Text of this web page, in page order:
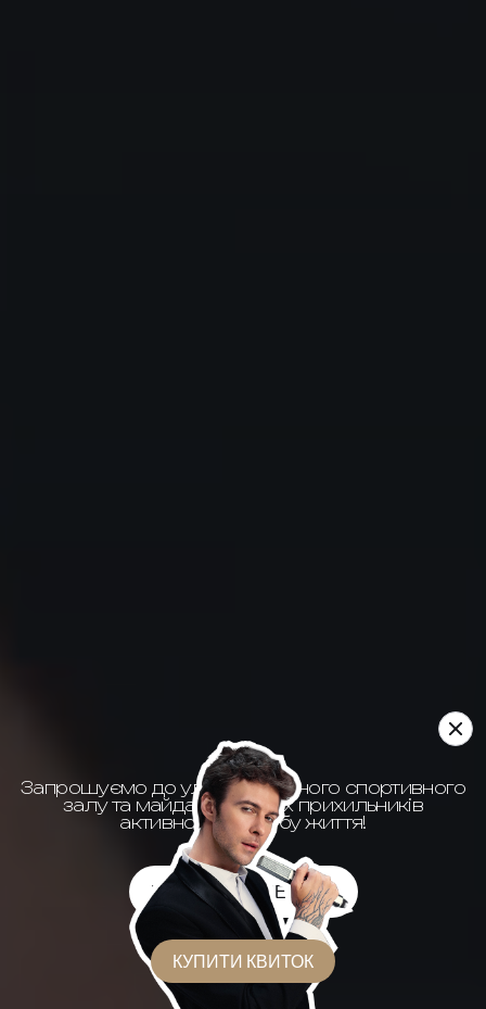
КУПИТИ КВИТОК
Запрошуємо до ультрасучасного спортивного
залу та майданчиків усіх прихильників
активного способу життя!
КУПИТИ АБОНЕМЕНТ